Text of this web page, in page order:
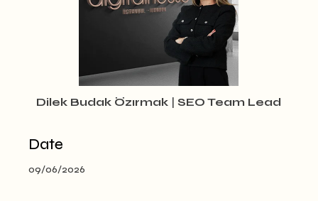
Dilek Budak Özırmak |SEO Team Lead
Date
09/06/2026